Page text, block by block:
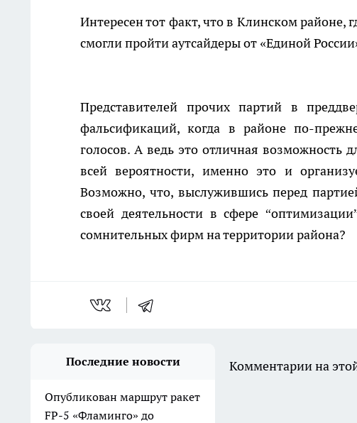
Интересен тот факт, что в Клинском районе,
смогли пройти аутсайдеры от «Единой
Представителей прочих партий в
фальсификаций, когда в районе по-
голосов. А ведь это отличная возможность
всей вероятности, именно это и
Возможно, что, выслужившись перед
своей деятельности в сфере
сомнительных фирм на территории района?
Последние новости
Опубликован маршрут ракет
FP-5 «Фламинго» до
Комментарии на